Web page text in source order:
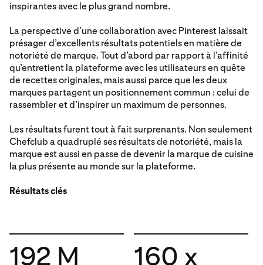
inspirantes avec le plus grand nombre.
La perspective d’une collaboration avec Pinterest laissait
présager d’excellents résultats potentiels en matière de
notoriété de marque. Tout d’abord par rapport à l’affinité
qu’entretient la plateforme avec les utilisateurs en quête
de recettes originales, mais aussi parce que les deux
marques partagent un positionnement commun : celui de
rassembler et d’inspirer un maximum de personnes.
Les résultats furent tout à fait surprenants. Non seulement
Chefclub a quadruplé ses résultats de notoriété, mais la
marque est aussi en passe de devenir la marque de cuisine
la plus présente au monde sur la plateforme.
Résultats clés
192 M 160 x